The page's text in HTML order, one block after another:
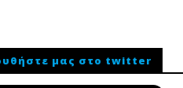
μας στο twitter